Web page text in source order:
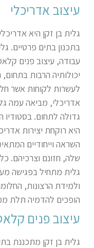
עיצוב אדריכלי
גלית בן זקן היא
בתכנון בתים פרטיים.
עבודה, עיצוב פנים
יכולותיה הרבות
לעשרות לקוחות אשר
אדריכלי, מביאה עמה
גדולה לתחום.
היא רוקחת יצירות
השראה וייחודיים
שלה, חזונם וצרכיהם.
גלית מתחיל בפגישה
ולמידת הרצונות,
הופכים להדמיה תלת
עיצוב פנים
גלית בן זקן מתכננת